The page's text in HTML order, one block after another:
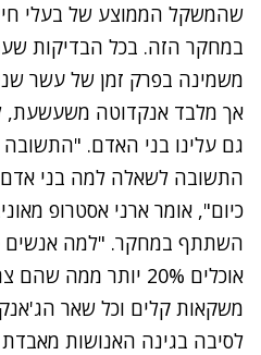
שהמשקל הממוצע של בעלי
במחקר הזה. בכל הבדיקות
משמינה בפרק זמן של עשר
אך מלבד אנקדוטה
גם עלינו בני האדם.
התשובה לשאלה למה בני
כיום", אומר ארני אסטרופ
השתתף במחקר. "למה אנשים
אוכלים 20% יותר
משקאות קלים וכל שאר
לסיבה בגינה האנושות מאבדת